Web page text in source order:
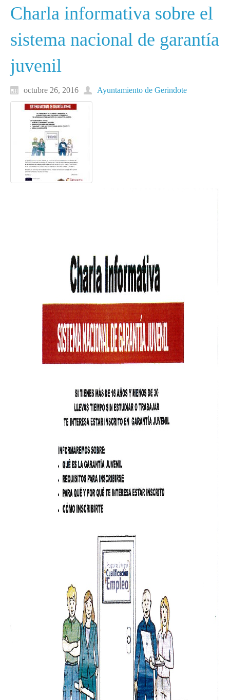
Charla informativa sobre el
sistema nacional de garantía
juvenil
octubre 26, 2016 Ayuntamiento de Gerindote